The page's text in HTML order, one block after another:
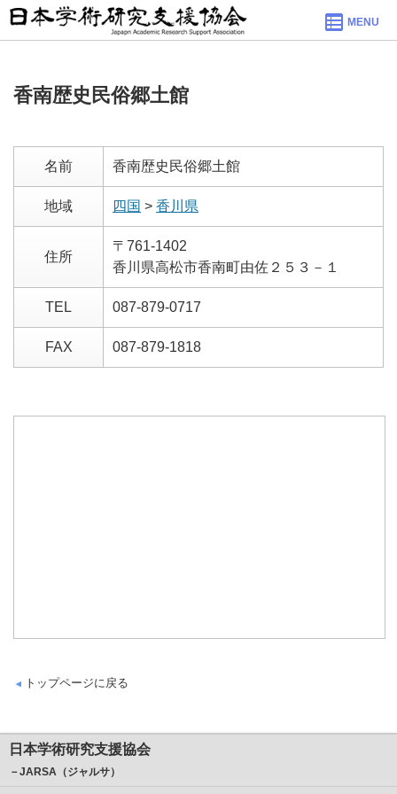
MENU
香南歴史民俗郷土館
名前 香南歴史民俗郷土館
地域 四国 > 香川県
住所
〒761-1402
香川県高松市香南町由佐２５３－１
TEL 087-879-0717
FAX 087-879-1818
トップページに戻る
日本学術研究支援協会
－JARSA（ジャルサ）